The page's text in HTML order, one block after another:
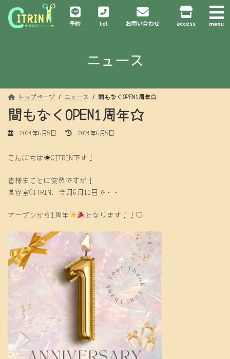
ッ
移
予約 tel お問い合わせ access
ニュース
トップページ ニュース 間もなくOPEN1周年☆
間もなくOPEN1周年☆
2024年6月5日
最
新
時
:
2024年6月5日
こんにちは☀CITRINです！
皆様まことに突然ですが！
美容室CITRIN、今月6月11日で・・
オープンから1周年 となります！！♡